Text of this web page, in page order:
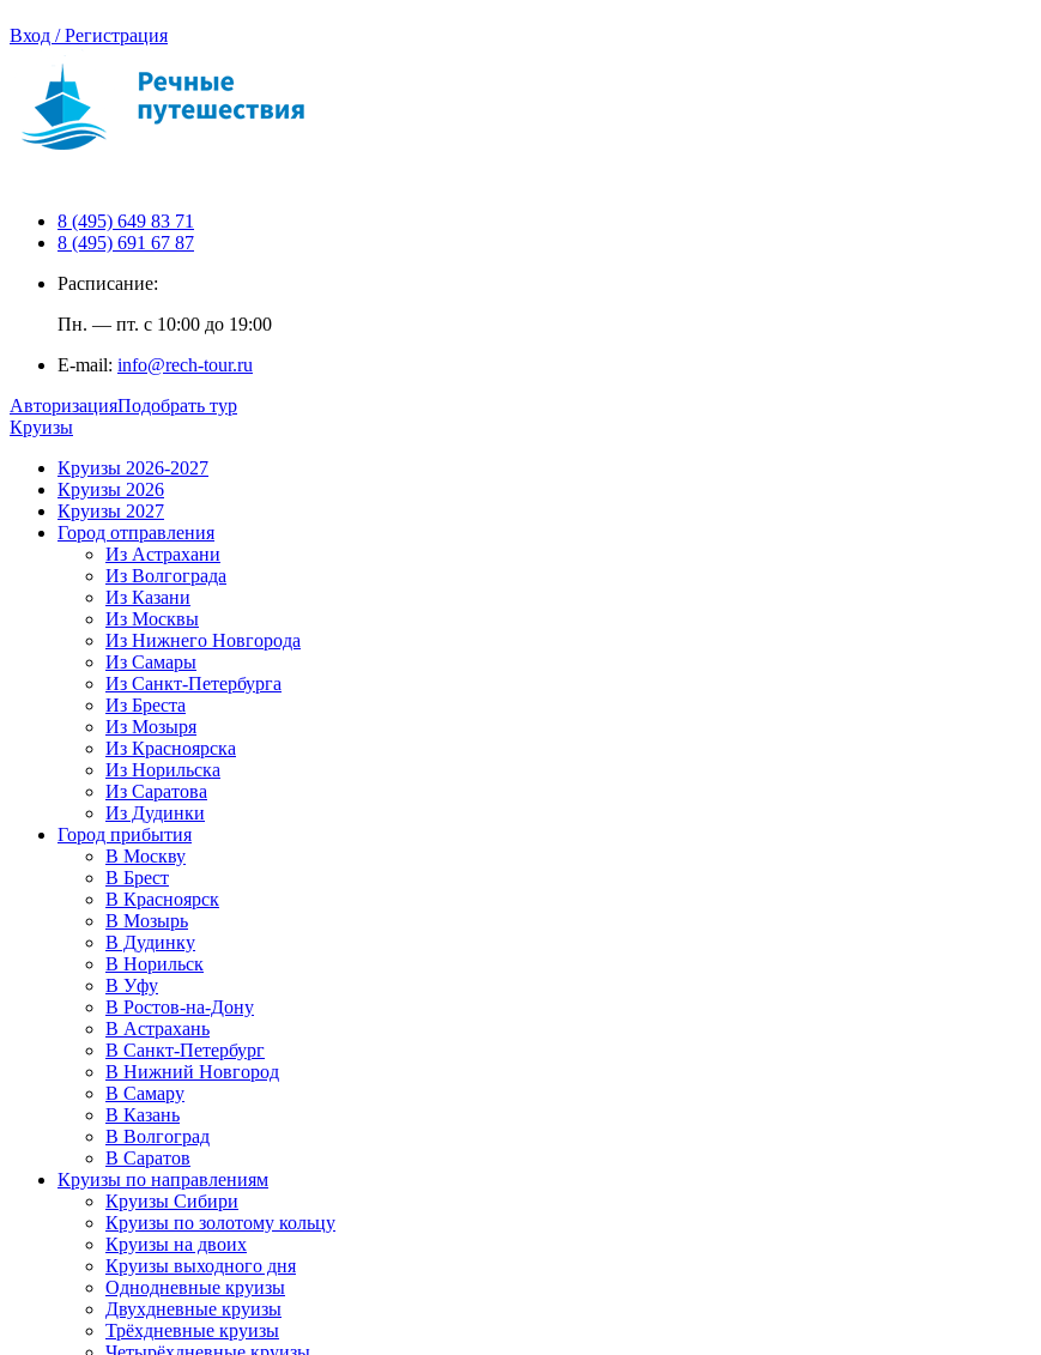
Вход / Регистрация
8 (495) 649 83 71
8 (495) 691 67 87
Расписание:
Пн. — пт. с 10:00 до 19:00
E-mail: info@rech-tour.ru
АвторизацияПодобрать тур
Круизы
Круизы 2026-2027
Круизы 2026
Круизы 2027
Город отправления
Из Астрахани
Из Волгограда
Из Казани
Из Москвы
Из Нижнего Новгорода
Из Самары
Из Санкт-Петербурга
Из Бреста
Из Мозыря
Из Красноярска
Из Норильска
Из Саратова
Из Дудинки
Город прибытия
В Москву
В Брест
В Красноярск
В Мозырь
В Дудинку
В Норильск
В Уфу
В Ростов-на-Дону
В Астрахань
В Санкт-Петербург
В Нижний Новгород
В Самару
В Казань
В Волгоград
В Саратов
Круизы по направлениям
Круизы Сибири
Круизы по золотому кольцу
Круизы на двоих
Круизы выходного дня
Однодневные круизы
Двухдневные круизы
Трёхдневные круизы